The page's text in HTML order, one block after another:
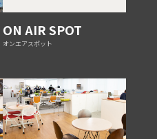
ON AIR SPOT
オンエアスポット